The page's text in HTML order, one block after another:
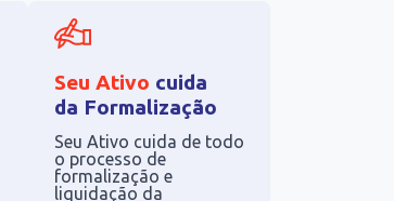
Seu Ativo cuida
da Formalização
Seu Ativo cuida de todo
o processo de
formalização e
liquidação da